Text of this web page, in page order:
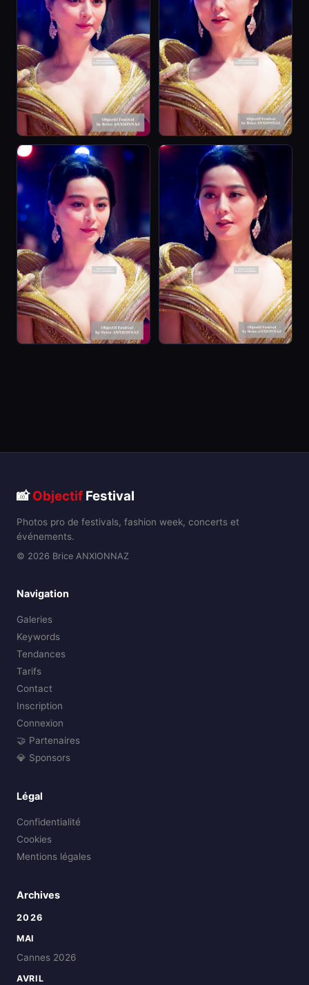
📸Objectif Festival
Photos pro de festivals, fashion week, concerts et
événements.
© 2026 Brice ANXIONNAZ
Navigation
Galeries
Keywords
Tendances
Tarifs
Contact
Inscription
Connexion
🤝 Partenaires
💎 Sponsors
Légal
Confidentialité
Cookies
Mentions légales
Archives
2026
MAI
Cannes 2026
AVRIL